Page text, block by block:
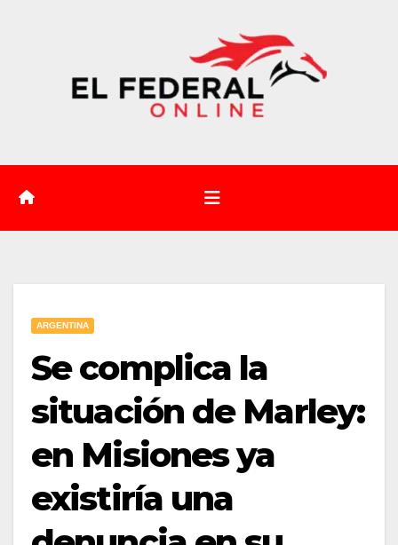
ARGENTINA
Se complica la
situación de Marley:
en Misiones ya
existiría una